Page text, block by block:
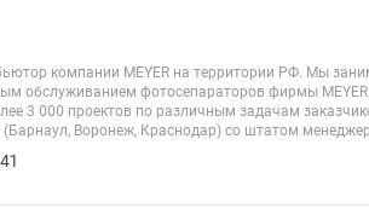
компании MEYER на территории РФ. Мы
обслуживанием фотосепараторов фирмы
3 000 проектов по различным задачам
Воронеж, Краснодар) со штатом